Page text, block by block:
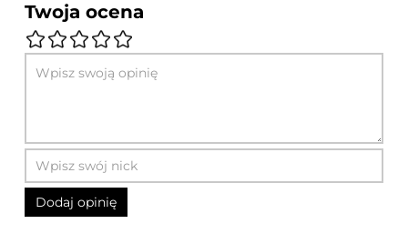
Twoja ocena